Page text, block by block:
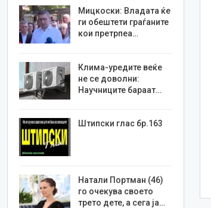
Мицкоски: Владата ќе
ги обештети граѓаните
кои претрпеа…
Клима-уредите веќе
не се доволни:
Научниците бараат…
Штипски глас бр.163
Натали Портман (46)
го очекува своето
трето дете, а сега ја…